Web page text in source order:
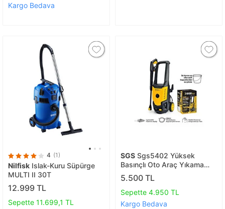
Kargo Bedava
4 (1)
Nilfisk Islak-Kuru Süpürge
MULTI II 30T
12.999 TL
Sepette 11.699,1 TL
SGS Sgs5402 Yüksek
Basınçlı Oto Araç Yıkama
Makinesi 1600 Watt 130 Bar
5.500 TL
Sepette 4.950 TL
Kargo Bedava